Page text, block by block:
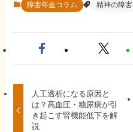
障害年金コラム 精神の障害
人工透析になる原因と
は？高血圧・糖尿病が引
き起こす腎機能低下を解
説